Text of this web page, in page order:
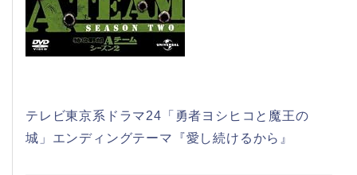
テレビ東京系ドラマ24「勇者ヨシヒコと魔王の
城」エンディングテーマ『愛し続けるから』